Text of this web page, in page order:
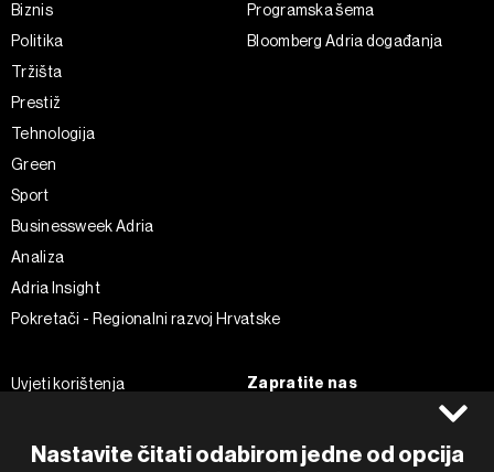
Nastavite čitati odabirom jedne od opcija
Biznis
Politika
Tržišta
Prestiž
Tehnologija
Green
Sport
Businessweek Adria
Analiza
Adria Insight
Pokretači - Regionalni razvoj Hrvatske
Programska šema
Bloomberg Adria događanja
Uvjeti korištenja
Politika kolačića
Zapratite nas
Instagram